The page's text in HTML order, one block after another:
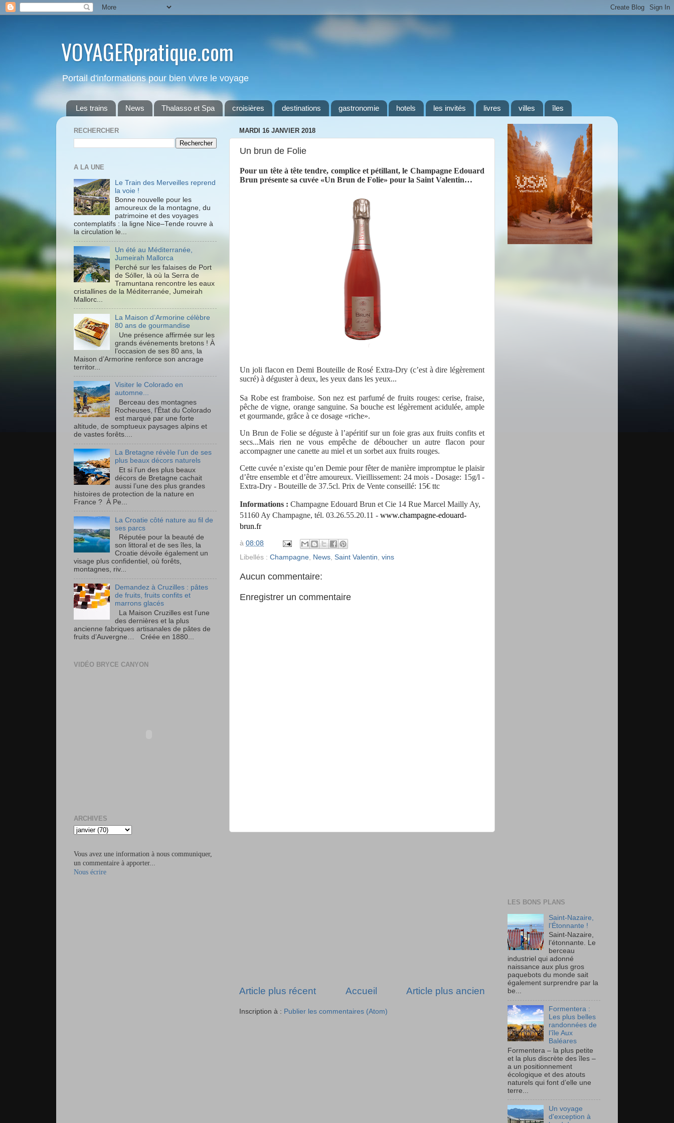
VOYAGERpratique.com
Portail d'informations pour bien vivre le voyage
Les trains News Thalasso et Spa croisières destinations gastronomie hotels les invités livres villes îles
MARDI 16 JANVIER 2018
Un brun de Folie
Pour un tête à tête tendre, complice et pétillant, le Champagne Edouard
Brun présente sa cuvée «Un Brun de Folie» pour la Saint Valentin…
Un joli flacon en Demi Bouteille de Rosé Extra-Dry (c’est à dire légèrement
sucré) à déguster à deux, les yeux dans les yeux...
Sa Robe est framboise. Son nez est parfumé de fruits rouges: cerise, fraise,
pêche de vigne, orange sanguine. Sa bouche est légèrement acidulée, ample
et gourmande, grâce à ce dosage «riche».
Un Brun de Folie se déguste à l’apéritif sur un foie gras aux fruits confits et
secs...Mais rien ne vous empêche de déboucher un autre flacon pour
accompagner une canette au miel et un sorbet aux fruits rouges.
Cette cuvée n’existe qu’en Demie pour fêter de manière impromptue le plaisir
d’être ensemble et d’être amoureux. Vieillissement: 24 mois - Dosage: 15g/l -
Extra-Dry - Bouteille de 37.5cl. Prix de Vente conseillé: 15€ ttc
Informations : Champagne Edouard Brun et Cie 14 Rue Marcel Mailly Ay,
51160 Ay Champagne, tél. 03.26.55.20.11 - www.champagne-edouard-
brun.fr
à 08:08
Libellés : Champagne News Saint Valentin vins
Aucun commentaire:
Enregistrer un commentaire
Article plus récent Article plus ancien
Accueil
Inscription à : Publier les commentaires (Atom)
RECHERCHER
A LA UNE
Le Train des Merveilles reprend
la voie !
Bonne nouvelle pour les
amoureux de la montagne, du
patrimoine et des voyages
contemplatifs : la ligne Nice–Tende rouvre à
la circulation le...
Un été au Méditerranée,
Jumeirah Mallorca
Perché sur les falaises de Port
de Sóller, là où la Serra de
Tramuntana rencontre les eaux
cristallines de la Méditerranée, Jumeirah
Mallorc...
La Maison d’Armorine célèbre
80 ans de gourmandise
Une présence affirmée sur les
grands événements bretons ! À
l’occasion de ses 80 ans, la
Maison d’Armorine renforce son ancrage
territor...
Visiter le Colorado en
automne...
Berceau des montagnes
Rocheuses, l’État du Colorado
est marqué par une forte
altitude, de somptueux paysages alpins et
de vastes forêts....
La Bretagne révèle l’un de ses
plus beaux décors naturels
Et si l’un des plus beaux
décors de Bretagne cachait
aussi l’une des plus grandes
histoires de protection de la nature en
France ? À Pe...
La Croatie côté nature au fil de
ses parcs
Réputée pour la beauté de
son littoral et de ses îles, la
Croatie dévoile également un
visage plus confidentiel, où forêts,
montagnes, riv...
Demandez à Cruzilles : pâtes
de fruits, fruits confits et
marrons glacés
La Maison Cruzilles est l’une
des dernières et la plus
ancienne fabriques artisanales de pâtes de
fruits d’Auvergne… Créée en 1880...
VIDÉO BRYCE CANYON
ARCHIVES
Vous avez une information à nous communiquer,
un commentaire à apporter...
Nous écrire
LES BONS PLANS
Saint-Nazaire,
l’Étonnante !
Saint-Nazaire,
l’étonnante. Le
berceau
industriel qui adonné
naissance aux plus gros
paquebots du monde sait
également surprendre par la
be...
Formentera :
Les plus belles
randonnées de
l’île Aux
Baléares
Formentera – la plus petite
et la plus discrète des îles –
a un positionnement
écologique et des atouts
naturels qui font d’elle une
terre...
Un voyage
d'exception à